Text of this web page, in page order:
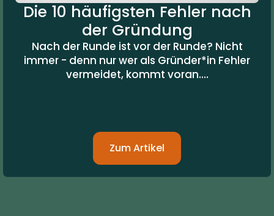
Die 10 häufigsten Fehler nach
der Gründung
Nach der Runde ist vor der Runde? Nicht
immer - denn nur wer als Gründer*in Fehler
vermeidet, kommt voran....
Zum Artikel